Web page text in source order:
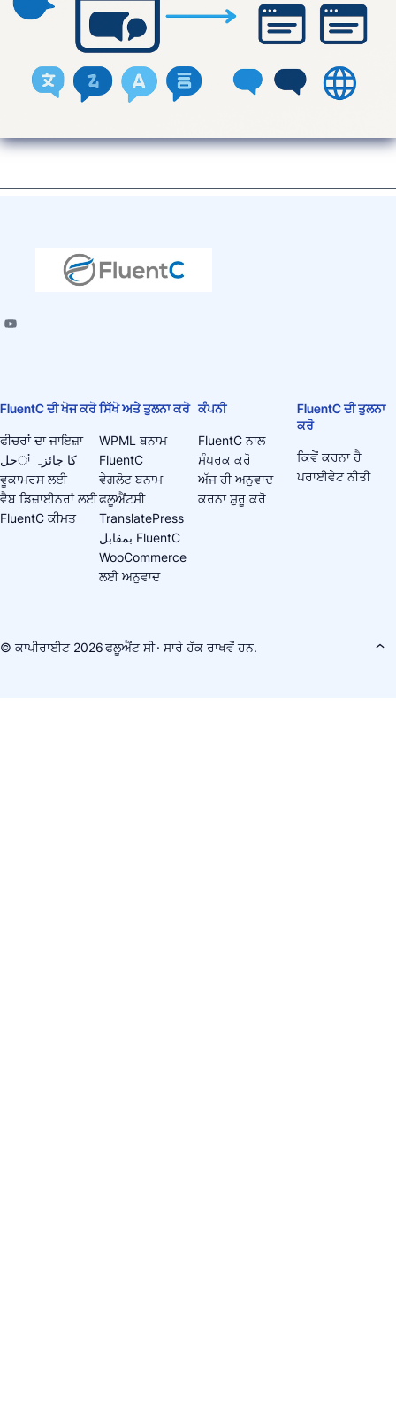
FluentC ਦੀ ਖੋਜ ਕਰੋ
ਫੀਚਰਾਂ ਦਾ ਜਾਇਜ਼ਾ
حلਾਂ کا جائزہ
ਵੂਕਾਮਰਸ ਲਈ
ਵੈਬ ਡਿਜ਼ਾਈਨਰਾਂ ਲਈ
FluentC ਕੀਮਤ
ਸਿੱਖੋ ਅਤੇ ਤੁਲਨਾ ਕਰੋ
WPML ਬਨਾਮ
FluentC
ਵੇਗਲੋਟ ਬਨਾਮ
ਫਲੂਐਂਟਸੀ
TranslatePress
بمقابل FluentC
WooCommerce
ਲਈ ਅਨੁਵਾਦ
ਕੰਪਨੀ
FluentC ਨਾਲ
ਸੰਪਰਕ ਕਰੋ
ਅੱਜ ਹੀ ਅਨੁਵਾਦ
ਕਰਨਾ ਸ਼ੁਰੂ ਕਰੋ
FluentC ਦੀ ਤੁਲਨਾ
ਕਰੋ
ਕਿਵੇਂ ਕਰਨਾ ਹੈ
ਪਰਾਈਵੇਟ ਨੀਤੀ
© ਕਾਪੀਰਾਈਟ 2026ਫਲੂਐਂਟ ਸੀ· ਸਾਰੇ ਹੱਕ ਰਾਖਵੇਂ ਹਨ.